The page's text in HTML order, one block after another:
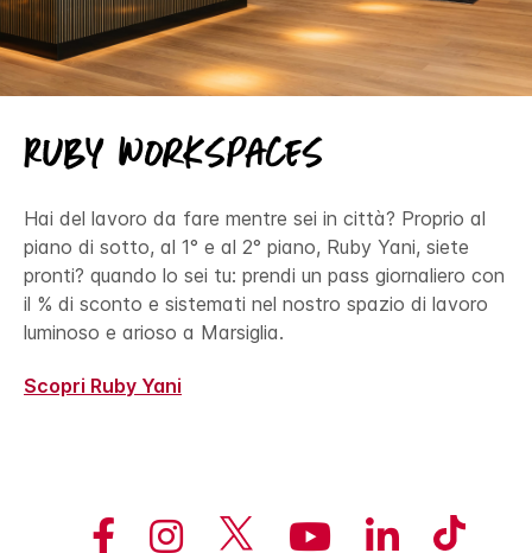
Ruby Workspaces
Hai del lavoro da fare mentre sei in città? Proprio al
piano di sotto, al 1° e al 2° piano, Ruby Yani, siete
pronti? quando lo sei tu: prendi un pass giornaliero con
il % di sconto e sistemati nel nostro spazio di lavoro
luminoso e arioso a Marsiglia.
Scopri Ruby Yani